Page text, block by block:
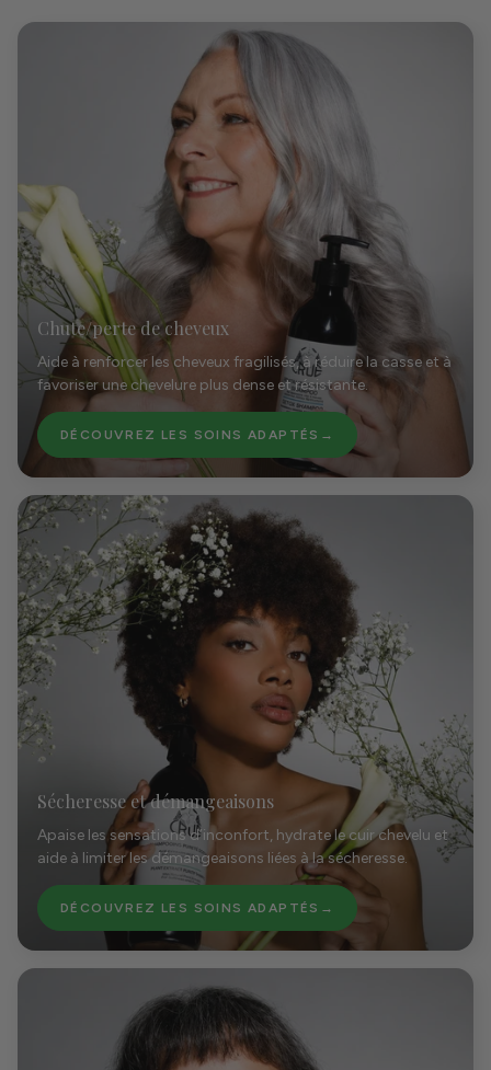
Chute/perte de cheveux
Aide à renforcer les cheveux fragilisés, à réduire la casse et à
favoriser une chevelure plus dense et résistante.
DÉCOUVREZ LES SOINS ADAPTÉS →
Sécheresse et démangeaisons
Apaise les sensations d’inconfort, hydrate le cuir chevelu et
aide à limiter les démangeaisons liées à la sécheresse.
DÉCOUVREZ LES SOINS ADAPTÉS →